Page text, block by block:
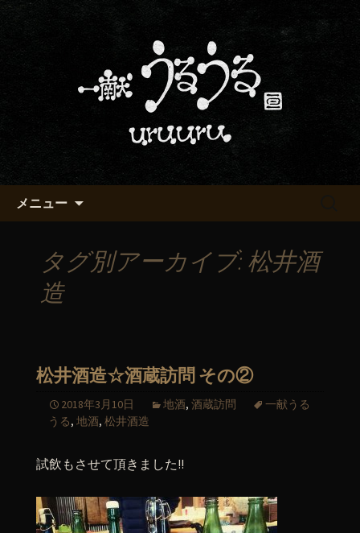
京都・五条でおいしい地酒が飲
める「一献うるうる」のブロ
京都・五条烏丸の町屋居酒屋「一献う
るうる」からのお知らせ
メニュー
タグ別アーカイブ: 松井酒
造
松井酒造☆酒蔵訪問 その②
2018年3月10日 地酒, 酒蔵訪問
一献うる
うる, 地酒, 松井酒造
試飲もさせて頂きました!!